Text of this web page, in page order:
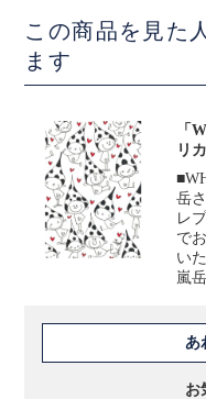
この商品を見た
ます
「
リ
岳
レ
で
い
嵐
あ
お